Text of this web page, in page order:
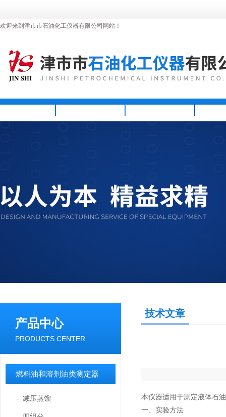
欢迎来到津市市石油化工仪器有限公司网站！
产品中心
PRODUCTS CENTER
燃料油和溶剂油类测定器
减压蒸馏
技术文章
本仪器适用于测定液体石
一、实验方法